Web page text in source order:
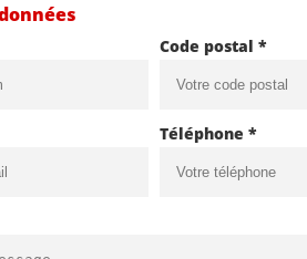
Code postal *
Téléphone *